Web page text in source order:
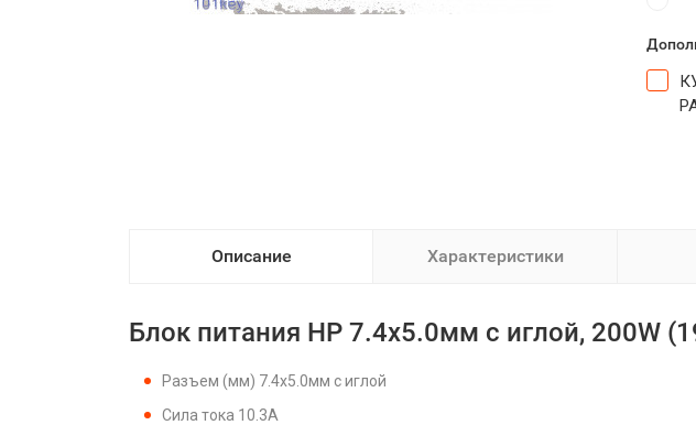
Описание Характеристики
Блок питания HP 7.4x5.0мм с иглой, 200W
Разъем (мм) 7.4x5.0мм с иглой
Сила тока 10.3A